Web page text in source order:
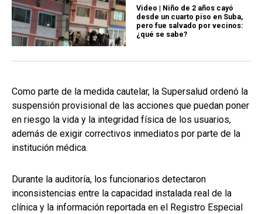
Video | Niño de 2 años cayó
desde un cuarto piso en Suba,
pero fue salvado por vecinos:
¿qué se sabe?
Como parte de la medida cautelar, la Supersalud ordenó la
suspensión provisional de las acciones que puedan poner
en riesgo la vida y la integridad física de los usuarios,
además de exigir correctivos inmediatos por parte de la
institución médica.
Durante la auditoría, los funcionarios detectaron
inconsistencias entre la capacidad instalada real de la
clínica y la información reportada en el Registro Especial